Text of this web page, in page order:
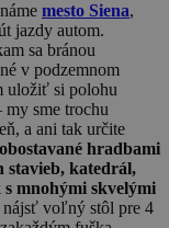
mesto Siena,
jazdy autom.
sa bránou
v podzemnom
uložiť si polohu
my sme trochu
a ani tak určite
hradbami
stavieb, katedrál,
mnohými skvelými
nájsť voľný stôl pre 4